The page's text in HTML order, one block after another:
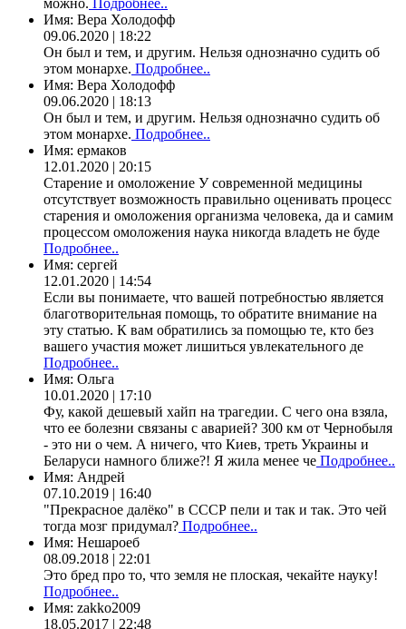
можно. Подробнее..
Имя: Вера Холодофф
09.06.2020 | 18:22
Он был и тем, и другим. Нельзя однозначно судить об
этом монархе. Подробнее..
Имя: Вера Холодофф
09.06.2020 | 18:13
Он был и тем, и другим. Нельзя однозначно судить об
этом монархе. Подробнее..
Имя: ермаков
12.01.2020 | 20:15
Старение и омоложение У современной медицины
отсутствует возможность правильно оценивать процесс
старения и омоложения организма человека, да и самим
процессом омоложения наука никогда владеть не буде
Подробнее..
Имя: сергей
12.01.2020 | 14:54
Если вы понимаете, что вашей потребностью является
благотворительная помощь, то обратите внимание на
эту статью. К вам обратились за помощью те, кто без
вашего участия может лишиться увлекательного де
Подробнее..
Имя: Ольга
10.01.2020 | 17:10
Фу, какой дешевый хайп на трагедии. С чего она взяла,
что ее болезни связаны с аварией? 300 км от Чернобыля
- это ни о чем. А ничего, что Киев, треть Украины и
Беларуси намного ближе?! Я жила менее че Подробнее..
Имя: Андрей
07.10.2019 | 16:40
"Прекрасное далёко" в СССР пели и так и так. Это чей
тогда мозг придумал? Подробнее..
Имя: Нешароеб
08.09.2018 | 22:01
Это бред про то, что земля не плоская, чекайте науку!
Подробнее..
Имя: zakko2009
18.05.2017 | 22:48